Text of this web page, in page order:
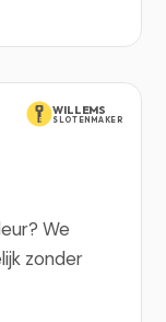
WILLEMS
SLOTENMAKER
We
zonder